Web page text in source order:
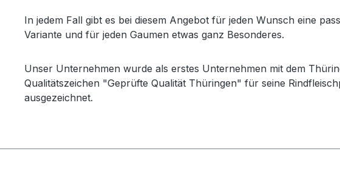
In jedem Fall gibt es bei diesem Angebot für jeden Wunsch eine
Variante und für jeden Gaumen etwas ganz Besonderes.
Unser Unternehmen wurde als erstes Unternehmen mit dem
Qualitätszeichen "Geprüfte Qualität Thüringen" für seine
ausgezeichnet.